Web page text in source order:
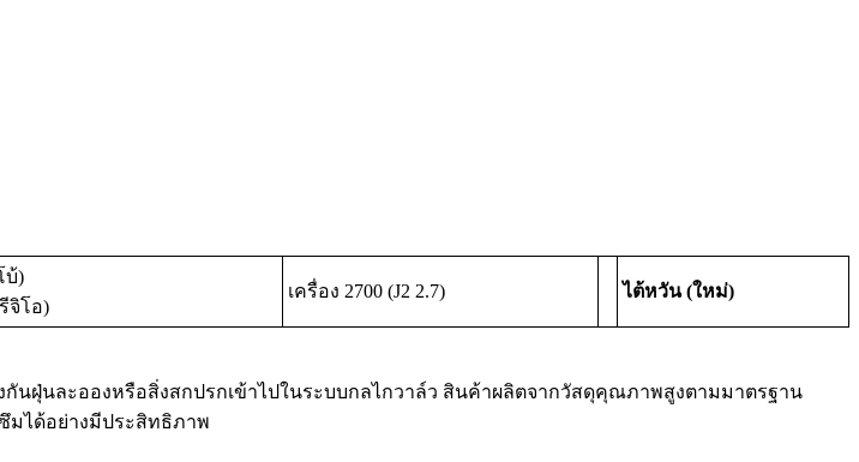
บ้)
จิโอ)
เครื่อง 2700 (J2 2.7) ไต้หวัน (ใหม่)
ฝุ่นละอองหรือสิ่งสกปรกเข้าไปในระบบกลไกวาล์ว สินค้าผลิตจากวัสดุคุณภาพสูงตามมาตรฐาน
มได้อย่างมีประสิทธิภาพ